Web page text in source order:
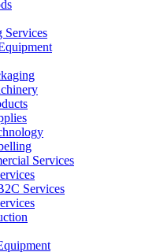
Services
Services
Services